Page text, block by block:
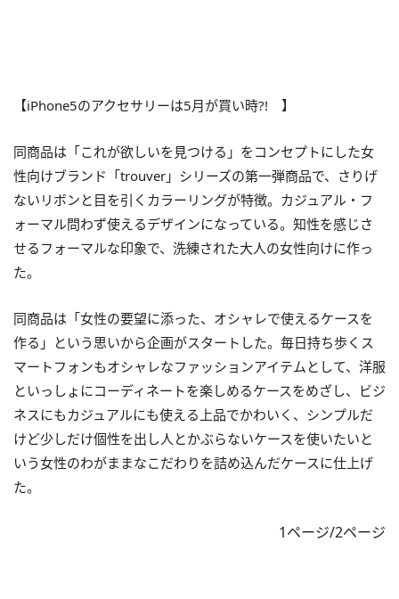
【iPhone5のアクセサリーは5月が買い時?! 】
同商品は「これが欲しいを見つける」をコンセプトにした女
性向けブランド「trouver」シリーズの第一弾商品で、さりげ
ないリボンと目を引くカラーリングが特徴。カジュアル・フ
ォーマル問わず使えるデザインになっている。知性を感じさ
せるフォーマルな印象で、洗練された大人の女性向けに作っ
た。
同商品は「女性の要望に添った、オシャレで使えるケースを
作る」という思いから企画がスタートした。毎日持ち歩くス
マートフォンもオシャレなファッションアイテムとして、洋服
といっしょにコーディネートを楽しめるケースをめざし、ビジ
ネスにもカジュアルにも使える上品でかわいく、シンプルだ
けど少しだけ個性を出し人とかぶらないケースを使いたいと
いう女性のわがままなこだわりを詰め込んだケースに仕上げ
た。
1ページ/2ページ